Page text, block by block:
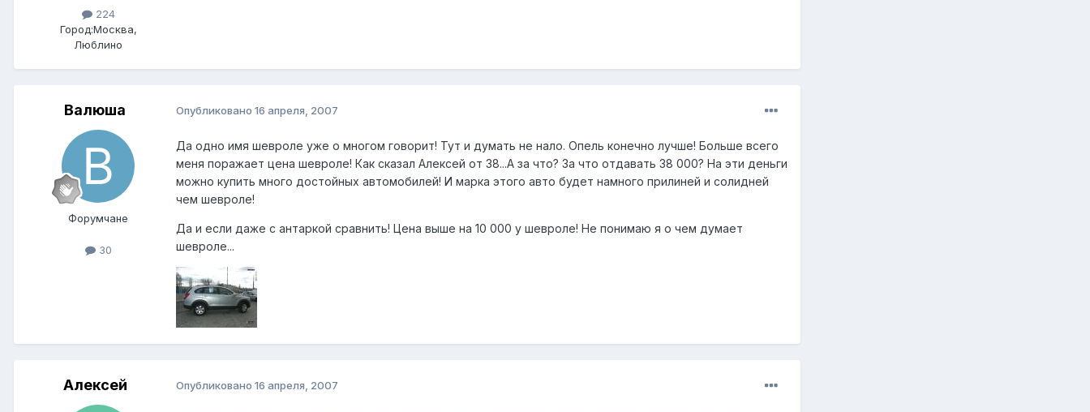
224
Город:Москва,
Люблино
Валюша
Форумчане
30
Опубликовано 16 апреля, 2007
Да одно имя шевроле уже о многом говорит! Тут и думать не нало. Опель конечно лучше! Больше всего
меня поражает цена шевроле! Как сказал Алексей от 38...А за что? За что отдавать 38 000? На эти деньги
можно купить много достойных автомобилей! И марка этого авто будет намного прилиней и солидней
чем шевроле!
Да и если даже с антаркой сравнить! Цена выше на 10 000 у шевроле! Не понимаю я о чем думает
шевроле...
Алексей Опубликовано 16 апреля, 2007